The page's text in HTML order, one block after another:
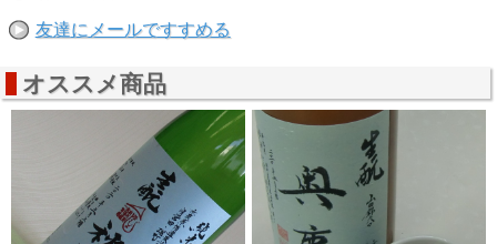
友達にメールですすめる
オススメ商品